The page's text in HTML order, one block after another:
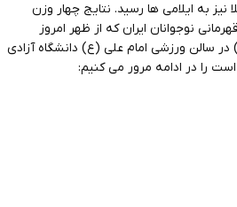
استان فارس شد و ۲ طلا نیز به ایلامی ها رسید. نتایج چهار وزن
نوجوانان ایران که از ظهر امروز
سالن ورزشی امام علی (ع) دانشگاه آزادی
را در ادامه مرور می کنیم: